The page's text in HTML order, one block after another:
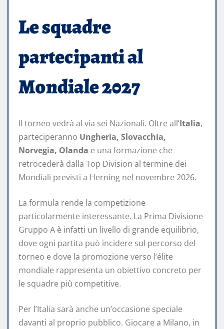
Le squadre
partecipanti al
Mondiale 2027
Il torneo vedrà al via sei Nazionali. Oltre all’Italia,
parteciperanno Ungheria, Slovacchia,
Norvegia, Olanda e una formazione che
retrocederà dalla Top Division al termine dei
Mondiali previsti a Herning nel novembre 2026.
La formula rende la competizione
particolarmente interessante. La Prima Divisione
Gruppo A è infatti un livello di grande equilibrio,
dove ogni partita può incidere sul percorso del
torneo e dove la promozione verso l’élite
mondiale rappresenta un obiettivo concreto per
le squadre più competitive.
Per l’Italia sarà anche un’occasione speciale
davanti al proprio pubblico. Giocare a Milano, in